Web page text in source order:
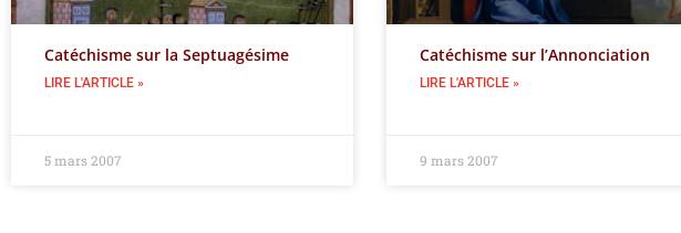
Catéchisme sur la Septuagésime
LIRE L'ARTICLE »
5 mars 2007
Catéchisme sur l’Annonciation
LIRE L'ARTICLE »
9 mars 2007